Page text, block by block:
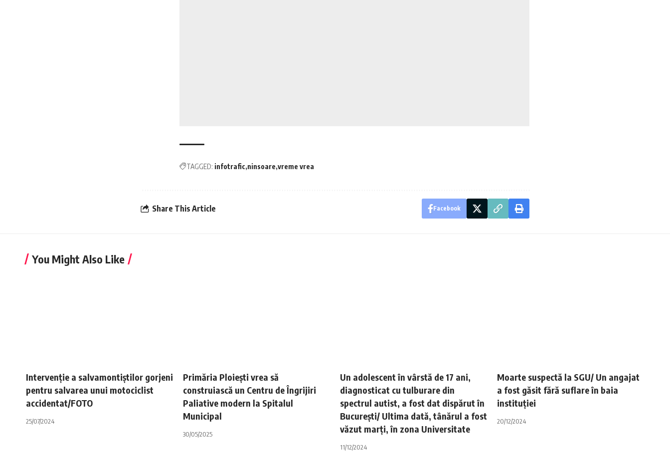
TAGGED: infotrafic ninsoare vreme vrea
Share This Article Facebook
You Might Also Like
Intervenție a salvamontiștilor gorjeni
pentru salvarea unui motociclist
accidentat/FOTO
25/07/2024
Primăria Ploiești vrea să
construiască un Centru de Îngrijiri
Paliative modern la Spitalul
Municipal
30/05/2025
Un adolescent în vârstă de 17 ani,
diagnosticat cu tulburare din
spectrul autist, a fost dat dispărut în
București/ Ultima dată, tânărul a fost
văzut marți, în zona Universitate
11/12/2024
Moarte suspectă la SGU/ Un angajat
a fost găsit fără suflare în baia
instituţiei
20/12/2024